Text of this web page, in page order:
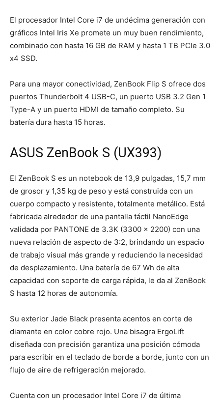
El procesador Intel Core i7 de undécima generación con
gráficos Intel Iris Xe promete un muy buen rendimiento,
combinado con hasta 16 GB de RAM y hasta 1 TB PCIe 3.0
x4 SSD.
Para una mayor conectividad, ZenBook Flip S ofrece dos
puertos Thunderbolt 4 USB-C, un puerto USB 3.2 Gen 1
Type-A y un puerto HDMI de tamaño completo. Su
batería dura hasta 15 horas.
ASUS ZenBook S (UX393)
El ZenBook S es un notebook de 13,9 pulgadas, 15,7 mm
de grosor y 1,35 kg de peso y está construida con un
cuerpo compacto y resistente, totalmente metálico. Está
fabricada alrededor de una pantalla táctil NanoEdge
validada por PANTONE de 3.3K (3300 x 2200) con una
nueva relación de aspecto de 3:2, brindando un espacio
de trabajo visual más grande y reduciendo la necesidad
de desplazamiento. Una batería de 67 Wh de alta
capacidad con soporte de carga rápida, le da al ZenBook
S hasta 12 horas de autonomía.
Su exterior Jade Black presenta acentos en corte de
diamante en color cobre rojo. Una bisagra ErgoLift
diseñada con precisión garantiza una posición cómoda
para escribir en el teclado de borde a borde, junto con un
flujo de aire de refrigeración mejorado.
Cuenta con un procesador Intel Core i7 de última